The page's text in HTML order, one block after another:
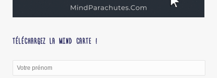
TÉLÉCHARGEZ LA MIND CARTE !